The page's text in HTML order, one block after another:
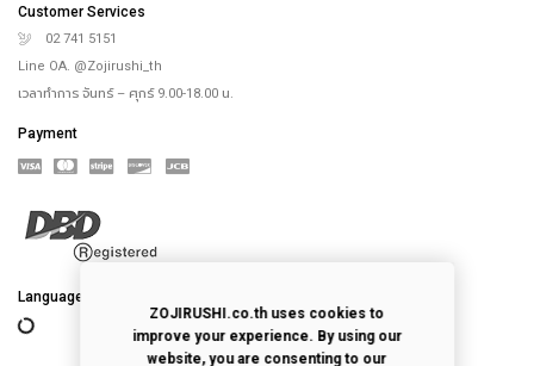
Customer Services
02 741 5151
Line OA. @Zojirushi_th
เวลาทำการ จันทร์ – ศุกร์ 9.00-18.00 น.
Payment
Language
ZOJIRUSHI.co.th uses cookies to
improve your experience. By using our
website, you are consenting to our